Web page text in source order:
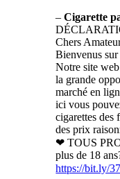
–Cigarette
Chers
Bienvenus
Notre site
la grande
marché en
ici vous
cigarettes des
des prix
❤ TOUS
plus de 18
https://bit.ly/